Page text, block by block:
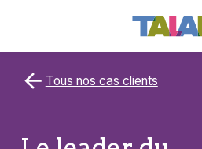
Tous nos cas clients